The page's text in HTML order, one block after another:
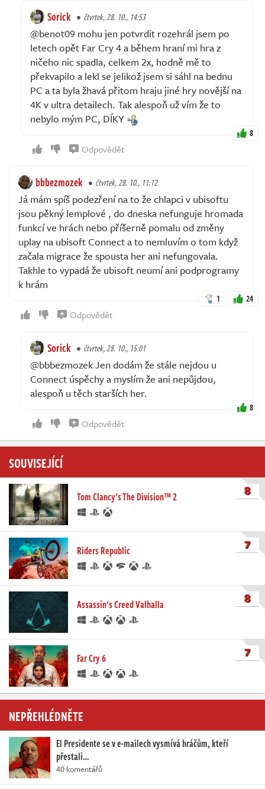
Sorick čtvrtek, 28. 10., 14:53
@benot09 mohu jen potvrdit rozehrál jsem po
letech opět Far Cry 4 a během hraní mi hra z
ničeho nic spadla, celkem 2x, hodně mě to
překvapilo a lekl se jelikož jsem si sáhl na bednu
PC a ta byla žhavá přitom hraju jiné hry novější na
4K v ultra detailech. Tak alespoň už vím že to
nebylo mým PC, DÍKY
8
Odpovědět
bbbezmozek čtvrtek, 28. 10., 11:12
Já mám spíš podezření na to že chlapci v ubisoftu
jsou pěkný lemplové , do dneska nefunguje hromada
funkcí ve hrách nebo příšerně pomalu od změny
uplay na ubisoft Connect a to nemluvím o tom když
začala migrace že spousta her ani nefungovala.
Takhle to vypadá že ubisoft neumí ani podprogramy
k hrám
1 24
Odpovědět
Sorick čtvrtek, 28. 10., 15:01
@bbbezmozek Jen dodám že stále nejdou u
Connect úspěchy a myslím že ani nepůjdou,
alespoň u těch starších her.
8
Odpovědět
SOUVISEJÍCÍ
Tom Clancy’s The Division™ 2 8
Riders Republic 7
Assassin's Creed Valhalla 8
Far Cry 6 7
NEPŘEHLÉDNĚTE
El Presidente se v e-mailech vysmívá hráčům, kteří
přestali…
40 komentářů